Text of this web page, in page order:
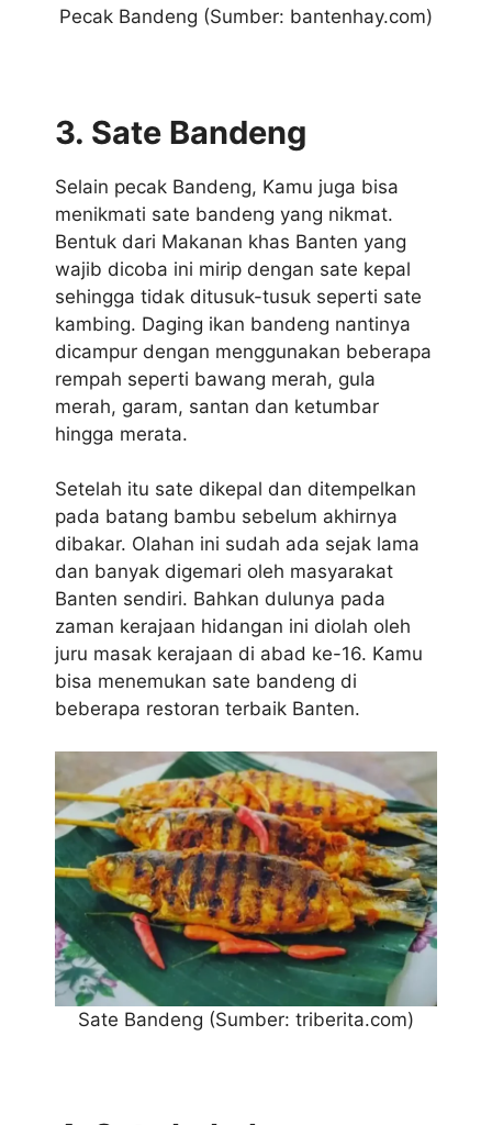
Pecak Bandeng (Sumber: bantenhay.com)
3. Sate Bandeng
Selain pecak Bandeng, Kamu juga bisa
menikmati sate bandeng yang nikmat.
Bentuk dari Makanan khas Banten yang
wajib dicoba ini mirip dengan sate kepal
sehingga tidak ditusuk-tusuk seperti sate
kambing. Daging ikan bandeng nantinya
dicampur dengan menggunakan beberapa
rempah seperti bawang merah, gula
merah, garam, santan dan ketumbar
hingga merata.
Setelah itu sate dikepal dan ditempelkan
pada batang bambu sebelum akhirnya
dibakar. Olahan ini sudah ada sejak lama
dan banyak digemari oleh masyarakat
Banten sendiri. Bahkan dulunya pada
zaman kerajaan hidangan ini diolah oleh
juru masak kerajaan di abad ke-16. Kamu
bisa menemukan sate bandeng di
beberapa restoran terbaik Banten.
Sate Bandeng (Sumber: triberita.com)